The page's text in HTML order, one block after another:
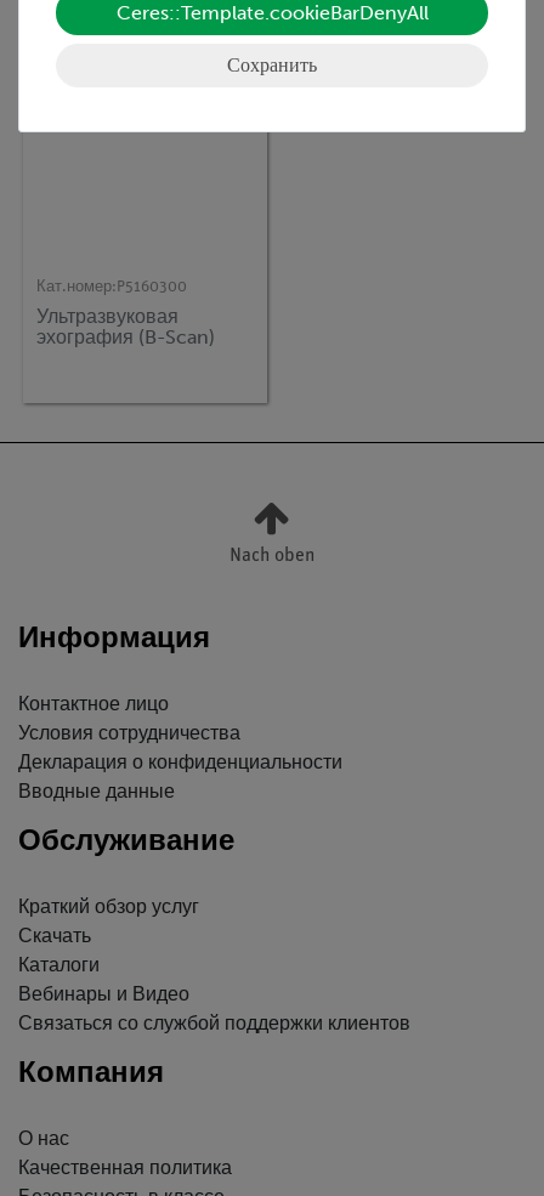
Кат.номер: P5160300
Ультразвуковая
эхография (B-Scan)
Nach oben
Информация
Контактное лицо
Условия сотрудничества
Декларация о конфиденциальности
Вводные данные
Обслуживание
Краткий обзор услуг
Скачать
Каталоги
Вебинары и Видео
Связаться со службой поддержки клиентов
Компания
О нас
Качественная политика
Ceres::Template.cookieBarDenyAll
Сохранить